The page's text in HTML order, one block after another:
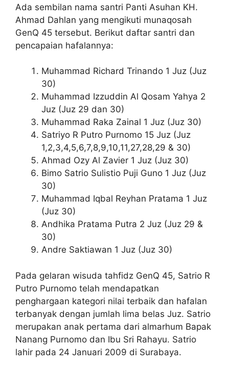
Ada sembilan nama santri Panti Asuhan KH.
Ahmad Dahlan yang mengikuti munaqosah
GenQ 45 tersebut. Berikut daftar santri dan
pencapaian hafalannya:
Muhammad Richard Trinando 1 Juz (Juz
30)
Muhammad Izzuddin Al Qosam Yahya 2
Juz (Juz 29 dan 30)
Muhammad Raka Zainal 1 Juz (Juz 30)
Satriyo R Putro Purnomo 15 Juz (Juz
1,2,3,4,5,6,7,8,9,10,11,27,28,29 & 30)
Ahmad Ozy Al Zavier 1 Juz (Juz 30)
Bimo Satrio Sulistio Puji Guno 1 Juz (Juz
30)
Muhammad Iqbal Reyhan Pratama 1 Juz
(Juz 30)
Andhika Pratama Putra 2 Juz (Juz 29 &
30)
Andre Saktiawan 1 Juz (Juz 30)
Pada gelaran wisuda tahfidz GenQ 45, Satrio R
Putro Purnomo telah mendapatkan
penghargaan kategori nilai terbaik dan hafalan
terbanyak dengan jumlah lima belas Juz. Satrio
merupakan anak pertama dari almarhum Bapak
Nanang Purnomo dan Ibu Sri Rahayu. Satrio
lahir pada 24 Januari 2009 di Surabaya.